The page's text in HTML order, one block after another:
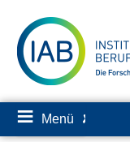
zum
Inhalt
≡ Menü ✘